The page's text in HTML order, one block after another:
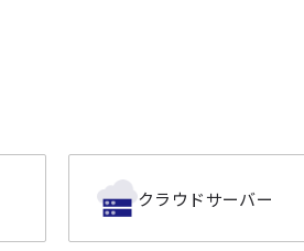
クラウドサーバー